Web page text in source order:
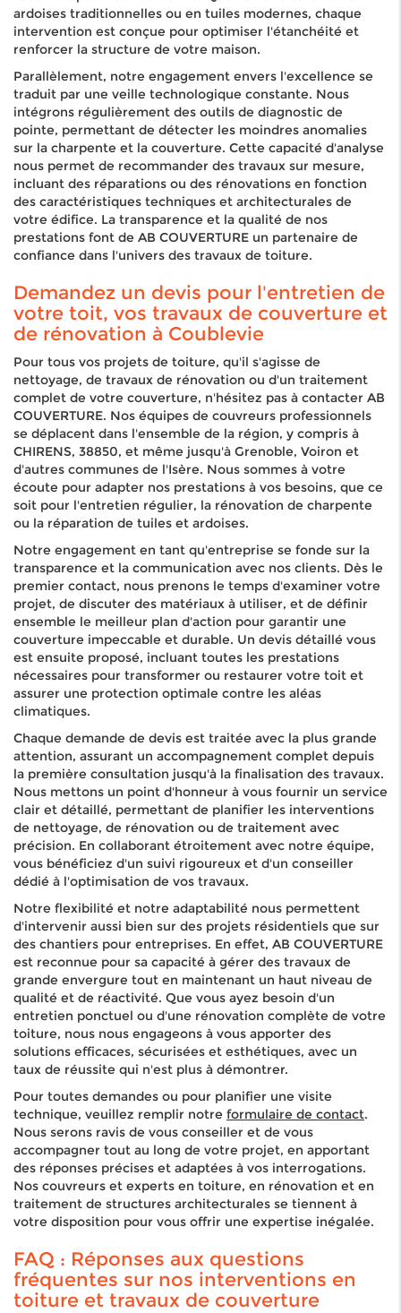
ardoises traditionnelles ou en tuiles modernes, chaque
intervention est conçue pour optimiser l'étanchéité et
renforcer la structure de votre maison.
Parallèlement, notre engagement envers l'excellence se
traduit par une veille technologique constante. Nous
intégrons régulièrement des outils de diagnostic de
pointe, permettant de détecter les moindres anomalies
sur la charpente et la couverture. Cette capacité d'analyse
nous permet de recommander des travaux sur mesure,
incluant des réparations ou des rénovations en fonction
des caractéristiques techniques et architecturales de
votre édifice. La transparence et la qualité de nos
prestations font de AB COUVERTURE un partenaire de
confiance dans l'univers des travaux de toiture.
Demandez un devis pour l'entretien de
votre toit, vos travaux de couverture et
de rénovation à Coublevie
Pour tous vos projets de toiture, qu'il s'agisse de
nettoyage, de travaux de rénovation ou d'un traitement
complet de votre couverture, n'hésitez pas à contacter AB
COUVERTURE. Nos équipes de couvreurs professionnels
se déplacent dans l'ensemble de la région, y compris à
CHIRENS, 38850, et même jusqu'à Grenoble, Voiron et
d'autres communes de l'Isère. Nous sommes à votre
écoute pour adapter nos prestations à vos besoins, que ce
soit pour l'entretien régulier, la rénovation de charpente
ou la réparation de tuiles et ardoises.
Notre engagement en tant qu'entreprise se fonde sur la
transparence et la communication avec nos clients. Dès le
premier contact, nous prenons le temps d'examiner votre
projet, de discuter des matériaux à utiliser, et de définir
ensemble le meilleur plan d'action pour garantir une
couverture impeccable et durable. Un devis détaillé vous
est ensuite proposé, incluant toutes les prestations
nécessaires pour transformer ou restaurer votre toit et
assurer une protection optimale contre les aléas
climatiques.
Chaque demande de devis est traitée avec la plus grande
attention, assurant un accompagnement complet depuis
la première consultation jusqu'à la finalisation des travaux.
Nous mettons un point d'honneur à vous fournir un service
clair et détaillé, permettant de planifier les interventions
de nettoyage, de rénovation ou de traitement avec
précision. En collaborant étroitement avec notre équipe,
vous bénéficiez d'un suivi rigoureux et d'un conseiller
dédié à l'optimisation de vos travaux.
Notre flexibilité et notre adaptabilité nous permettent
d'intervenir aussi bien sur des projets résidentiels que sur
des chantiers pour entreprises. En effet, AB COUVERTURE
est reconnue pour sa capacité à gérer des travaux de
grande envergure tout en maintenant un haut niveau de
qualité et de réactivité. Que vous ayez besoin d'un
entretien ponctuel ou d'une rénovation complète de votre
toiture, nous nous engageons à vous apporter des
solutions efficaces, sécurisées et esthétiques, avec un
taux de réussite qui n'est plus à démontrer.
Pour toutes demandes ou pour planifier une visite
technique, veuillez remplir notre formulaire de contact.
Nous serons ravis de vous conseiller et de vous
accompagner tout au long de votre projet, en apportant
des réponses précises et adaptées à vos interrogations.
Nos couvreurs et experts en toiture, en rénovation et en
traitement de structures architecturales se tiennent à
votre disposition pour vous offrir une expertise inégalée.
FAQ : Réponses aux questions
fréquentes sur nos interventions en
toiture et travaux de couverture